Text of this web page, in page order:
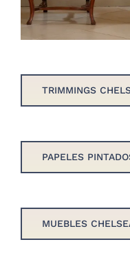
TRIMMINGS
PAPELES
MUEBLES